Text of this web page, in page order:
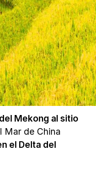
Mekong al sitio
Mar de China
el Delta del